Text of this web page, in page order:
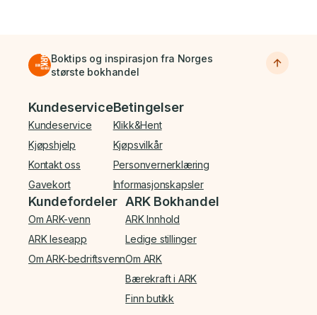
Boktips og inspirasjon fra Norges
største bokhandel
Bunnmeny
Kundeservice
Kundeservice
Kjøpshjelp
Kontakt oss
Gavekort
Betingelser
Klikk&Hent
Kjøpsvilkår
Personvernerklæring
Informasjonskapsler
Kundefordeler
Om ARK-venn
ARK leseapp
Om ARK-bedriftsvenn
ARK Bokhandel
ARK Innhold
Ledige stillinger
Om ARK
Bærekraft i ARK
Finn butikk